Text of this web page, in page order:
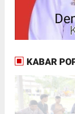
KABAR